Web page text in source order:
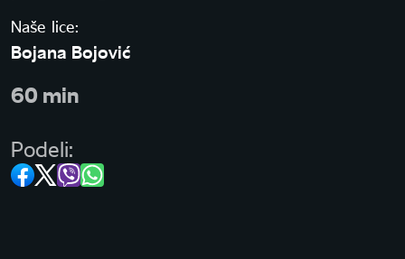
Naše lice:
Bojana Bojović
60 min
Podeli: